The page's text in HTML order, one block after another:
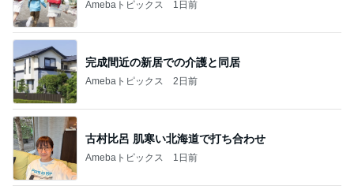
Amebaトピックス 1日前
完成間近の新居での介護と同居
Amebaトピックス 2日前
古村比呂 肌寒い北海道で打ち合わせ
Amebaトピックス 1日前